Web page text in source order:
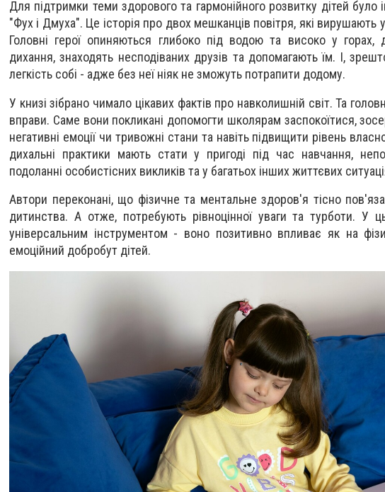
Для підтримки теми здорового та гармонійного розвитку дітей було
"Фух і Дмуха". Це історія про двох мешканців повітря, які
Головні герої опиняються глибоко під водою та високо у
дихання, знаходять несподіваних друзів та допомагають їм. І,
легкість собі - адже без неї ніяк не зможуть потрапити додому.
У книзі зібрано чимало цікавих фактів про навколишній світ. Та
вправи. Саме вони покликані допомогти школярам заспокоїтися,
негативні емоції чи тривожні стани та навіть підвищити рівень
дихальні практики мають стати у пригоді під час навчання,
подоланні особистісних викликів та у багатьох інших життєвих
Автори переконані, що фізичне та ментальне здоров'я тісно
дитинства. А отже, потребують рівноцінної уваги та турботи. У
універсальним інструментом - воно позитивно впливає як на
емоційний добробут дітей.